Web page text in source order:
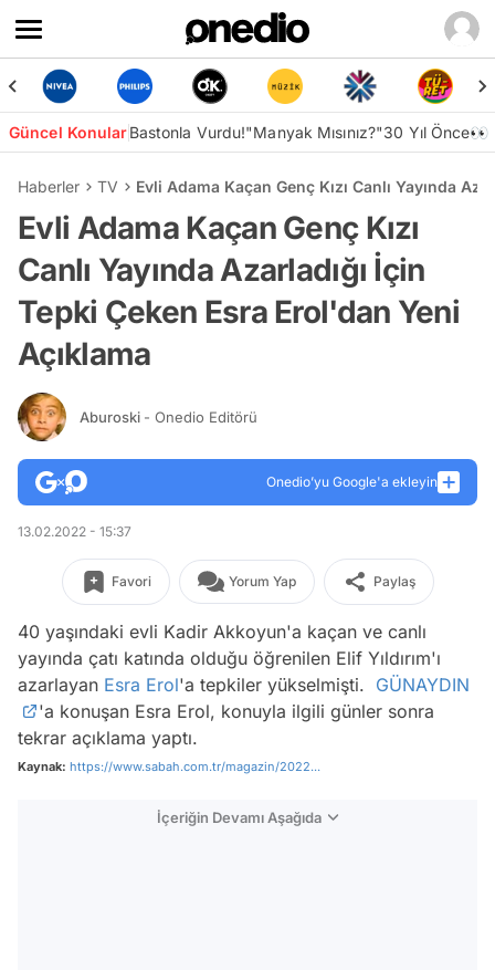
Güncel KonularBastonla Vurdu!"Manyak Mısınız?"30 Yıl Önce👀
Haberler TV Evli Adama Kaçan Genç Kızı Canlı Yayında
Evli Adama Kaçan Genç Kızı
Canlı Yayında Azarladığı İçin
Tepki Çeken Esra Erol'dan Yeni
Açıklama
Aburoski - Onedio Editörü
Onedio’yu Google'a ekleyin
13.02.2022 - 15:37
Favori Yorum Yap Paylaş
40 yaşındaki evli Kadir Akkoyun'a kaçan ve canlı
yayında çatı katında olduğu öğrenilen Elif Yıldırım'ı
azarlayan Esra Erol'a tepkiler yükselmişti. GÜNAYDIN
'a konuşan Esra Erol, konuyla ilgili günler sonra
tekrar açıklama yaptı.
Kaynak: https://www.sabah.com.tr/magazin/2022...
İçeriğin Devamı Aşağıda